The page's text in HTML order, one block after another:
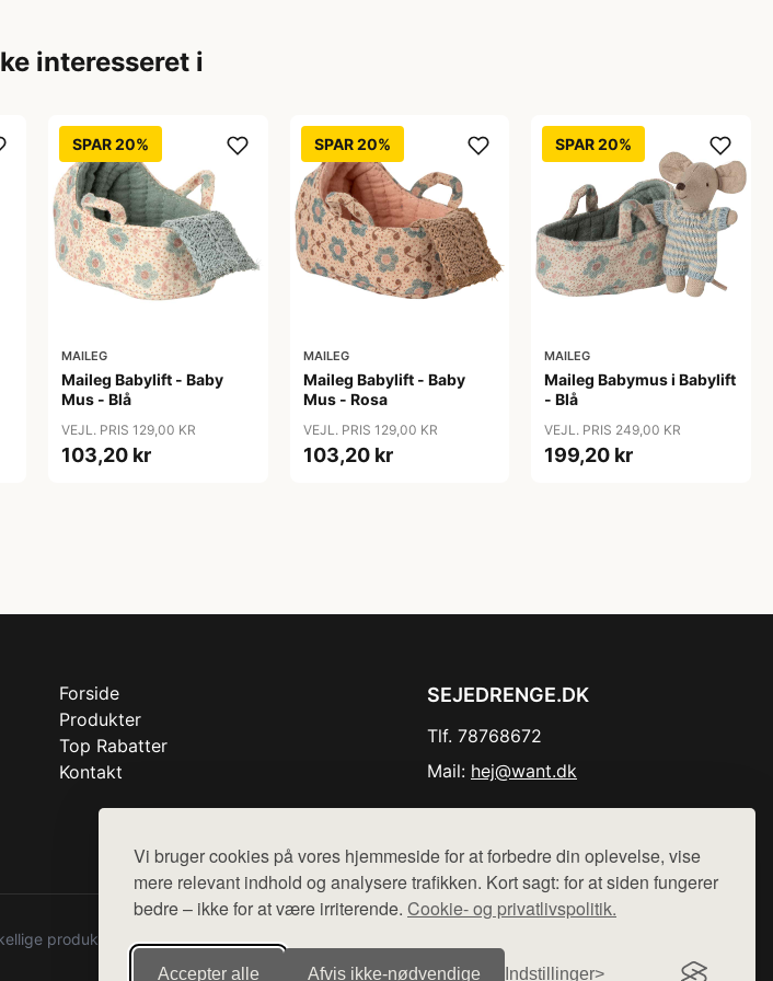
Vi bruger cookies på vores hjemmeside for at forbedre din oplevelse, vise
mere relevant indhold og analysere trafikken. Kort sagt: for at siden fungerer
bedre – ikke for at være irriterende. Cookie- og privatlivspolitik.
Accepter alle Afvis ikke‑nødvendige Indstillinger
interesseret i
SPAR 20%
MAILEG
Maileg Babylift - Baby
Mus - Blå
VEJL. PRIS 129,00 KR
103,20 kr
SPAR 20%
MAILEG
Maileg Babylift - Baby
Mus - Rosa
VEJL. PRIS 129,00 KR
103,20 kr
SPAR 20%
MAILEG
Maileg Babymus i Babylift
- Blå
VEJL. PRIS 249,00 KR
199,20 kr
Forside
Produkter
Top Rabatter
Kontakt
SEJEDRENGE.DK
Tlf. 78768672
Mail: hej@want.dk
produkter fra diverse webshops. Der sælges ikke varer fra denne side - vi henviser til de shops,